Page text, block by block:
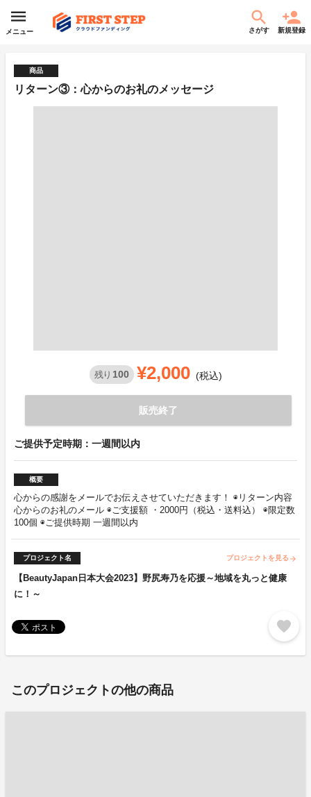
メニュー さがす 新規登録
商品
リターン③：心からのお礼のメッセージ
残り 100 ¥2,000 (税込)
販売終了
ご提供予定時期：一週間以内
概要
心からの感謝をメールでお伝えさせていただきます！ ◉リターン内容
心からのお礼のメール ◉ご支援額 ・2000円（税込・送料込） ◉限定数
100個 ◉ご提供時期 一週間以内
プロジェクト名 プロジェクトを見る arrow_forward
【BeautyJapan日本大会2023】野尻寿乃を応援～地域を丸っと健康
に！～
favorite
このプロジェクトの他の商品